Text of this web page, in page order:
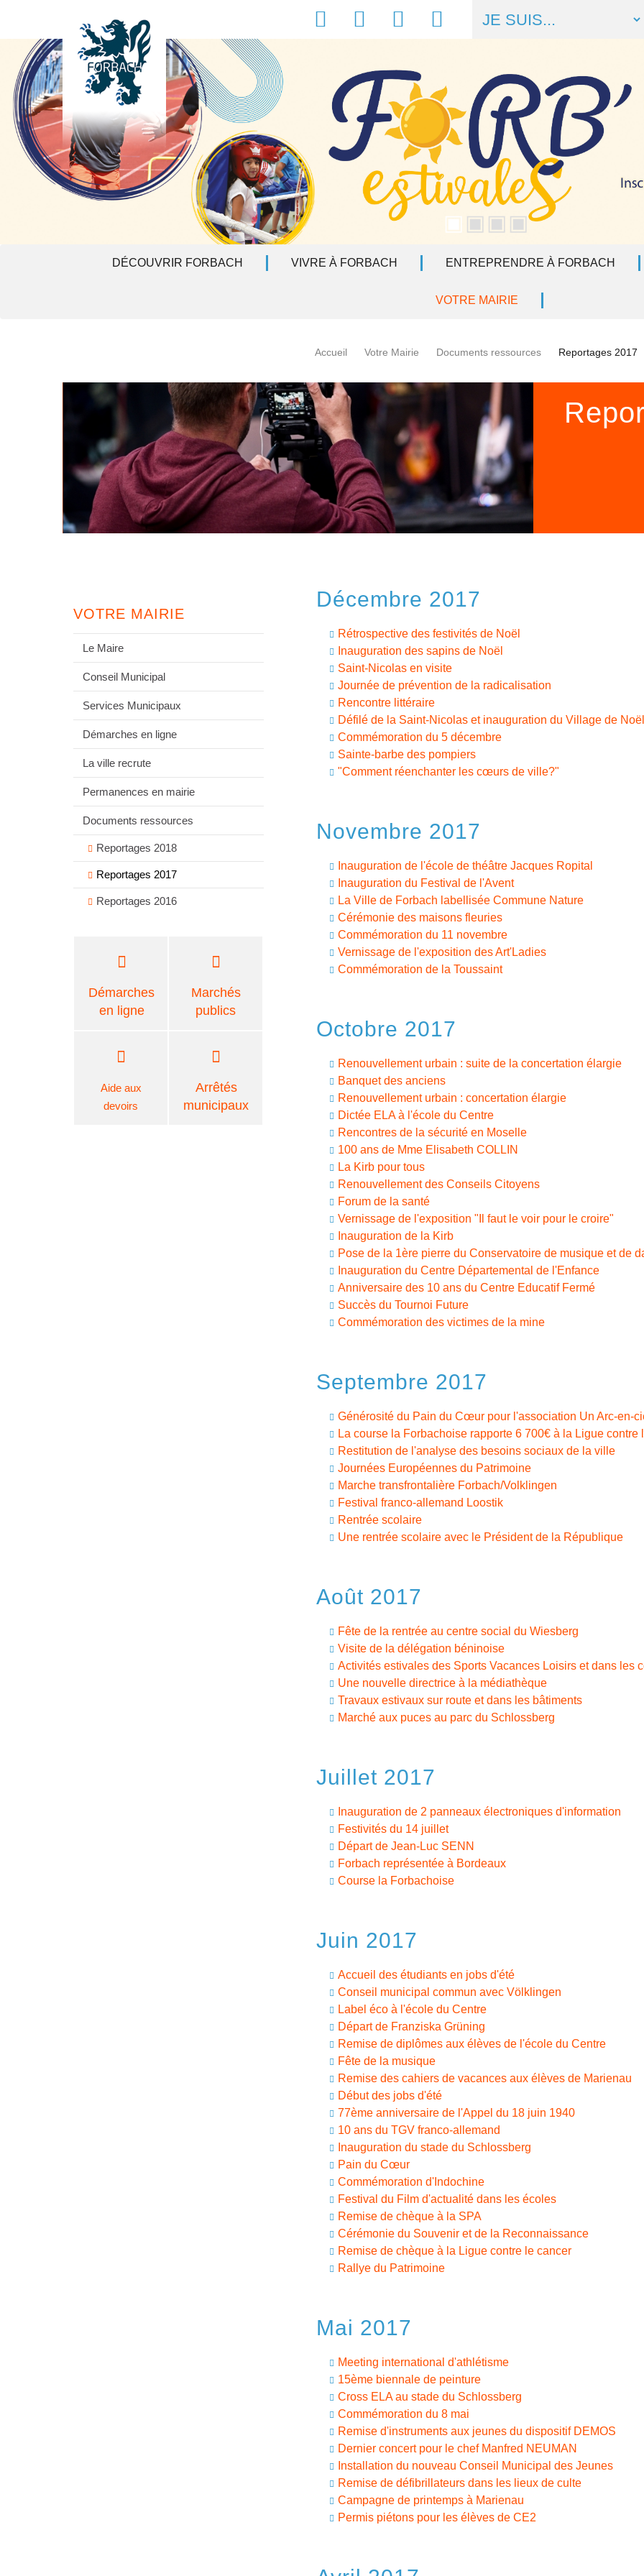
FacebookMétéo
NumérosLiens
DÉCOUVRIR FORBACH VIVRE À FORBACH ENTREPRENDRE À FORBACH
VOTRE MAIRIE
Accueil Votre Mairie Documents ressources Reportages 2017
Décembre 2017
Rétrospective des festivités de Noël
Inauguration des sapins de Noël
Saint-Nicolas en visite
Journée de prévention de la radicalisation
Rencontre littéraire
Défilé de la Saint-Nicolas et inauguration du Village de Noël
Commémoration du 5 décembre
Sainte-barbe des pompiers
"Comment réenchanter les cœurs de ville?"
Novembre 2017
Inauguration de l'école de théâtre Jacques Ropital
Inauguration du Festival de l'Avent
La Ville de Forbach labellisée Commune Nature
Cérémonie des maisons fleuries
Commémoration du 11 novembre
Vernissage de l'exposition des Art'Ladies
Commémoration de la Toussaint
Octobre 2017
Renouvellement urbain : suite de la concertation élargie
Banquet des anciens
Renouvellement urbain : concertation élargie
Dictée ELA à l'école du Centre
Rencontres de la sécurité en Moselle
100 ans de Mme Elisabeth COLLIN
La Kirb pour tous
Renouvellement des Conseils Citoyens
Forum de la santé
Vernissage de l'exposition "Il faut le voir pour le croire"
Inauguration de la Kirb
Pose de la 1ère pierre du Conservatoire de musique et de
Inauguration du Centre Départemental de l'Enfance
Anniversaire des 10 ans du Centre Educatif Fermé
Succès du Tournoi Future
Commémoration des victimes de la mine
Septembre 2017
Générosité du Pain du Cœur pour l'association Un Arc-en-
La course la Forbachoise rapporte 6 700€ à la Ligue contre
Restitution de l'analyse des besoins sociaux de la ville
Journées Européennes du Patrimoine
Marche transfrontalière Forbach/Volklingen
Festival franco-allemand Loostik
Rentrée scolaire
Une rentrée scolaire avec le Président de la République
Août 2017
Fête de la rentrée au centre social du Wiesberg
Visite de la délégation béninoise
Activités estivales des Sports Vacances Loisirs et dans les
Une nouvelle directrice à la médiathèque
Travaux estivaux sur route et dans les bâtiments
Marché aux puces au parc du Schlossberg
Juillet 2017
Inauguration de 2 panneaux électroniques d'information
Festivités du 14 juillet
Départ de Jean-Luc SENN
Forbach représentée à Bordeaux
Course la Forbachoise
Juin 2017
Accueil des étudiants en jobs d'été
Conseil municipal commun avec Völklingen
Label éco à l'école du Centre
Départ de Franziska Grüning
Remise de diplômes aux élèves de l'école du Centre
Fête de la musique
Remise des cahiers de vacances aux élèves de Marienau
Début des jobs d'été
77ème anniversaire de l'Appel du 18 juin 1940
10 ans du TGV franco-allemand
Inauguration du stade du Schlossberg
Pain du Cœur
Commémoration d'Indochine
Festival du Film d'actualité dans les écoles
Remise de chèque à la SPA
Cérémonie du Souvenir et de la Reconnaissance
Remise de chèque à la Ligue contre le cancer
Rallye du Patrimoine
Mai 2017
Meeting international d'athlétisme
15ème biennale de peinture
Cross ELA au stade du Schlossberg
Commémoration du 8 mai
Remise d'instruments aux jeunes du dispositif DEMOS
Dernier concert pour le chef Manfred NEUMAN
Installation du nouveau Conseil Municipal des Jeunes
Remise de défibrillateurs dans les lieux de culte
Campagne de printemps à Marienau
Permis piétons pour les élèves de CE2
VOTRE MAIRIE
Le Maire
Conseil Municipal
Services Municipaux
Démarches en ligne
La ville recrute
Permanences en mairie
Documents ressources
Reportages 2018
Reportages 2017
Reportages 2016
Démarches
en ligne
Marchés
publics
Aide aux
devoirs
Arrêtés
municipaux